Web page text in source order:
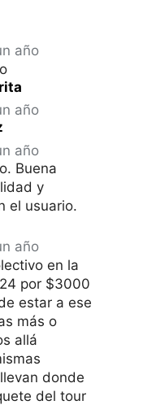
año
año
año
Buena
y
el usuario.
año
en la
por $3000
estar a ese
más o
allá
donde
del tour